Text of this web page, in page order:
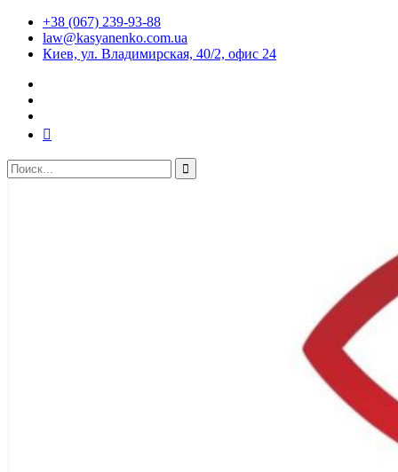
+38 (067) 239-93-88
law@kasyanenko.com.ua
Киев, ул. Владимирская, 40/2, офис 24